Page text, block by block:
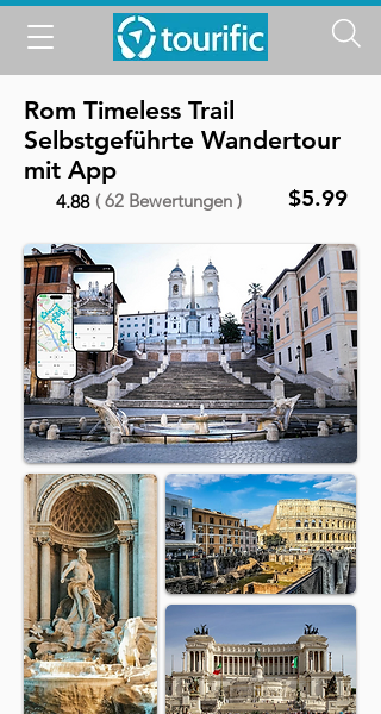
Rom Timeless Trail
Selbstgeführte Wandertour
mit App
4.88 ( 62 Bewertungen ) $5.99